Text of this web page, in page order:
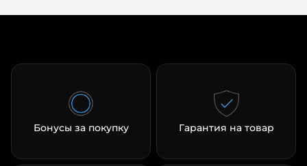
Бонусы за покупку Гарантия на товар